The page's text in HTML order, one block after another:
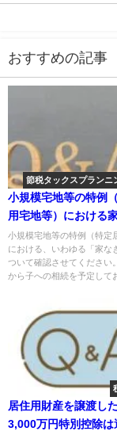
おすすめの記事
節税タックスプランニ
小規模宅地等の特例
用宅地等）における
件の判定について
小規模宅地等の特例（特定
における、いわゆる「家な
ついて確認させてください
から子への相続を予定して
居住用財産を譲渡し
3,000万円特別控除は